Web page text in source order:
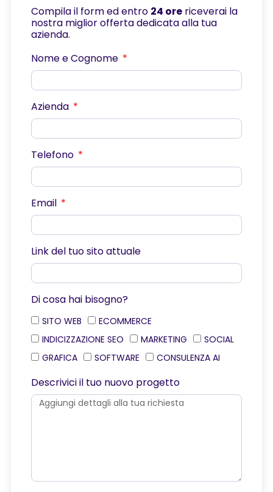
Compila il form ed entro 24 orericeverai la
nostra miglior offerta dedicata alla tua
azienda.
Nome e Cognome
Azienda
Telefono
Email
Link del tuo sito attuale
Di cosa hai bisogno?
SITO WEB
ECOMMERCE
INDICIZZAZIONE SEO
MARKETING
SOCIAL
GRAFICA
SOFTWARE CONSULENZA AI
Descrivici il tuo nuovo progetto